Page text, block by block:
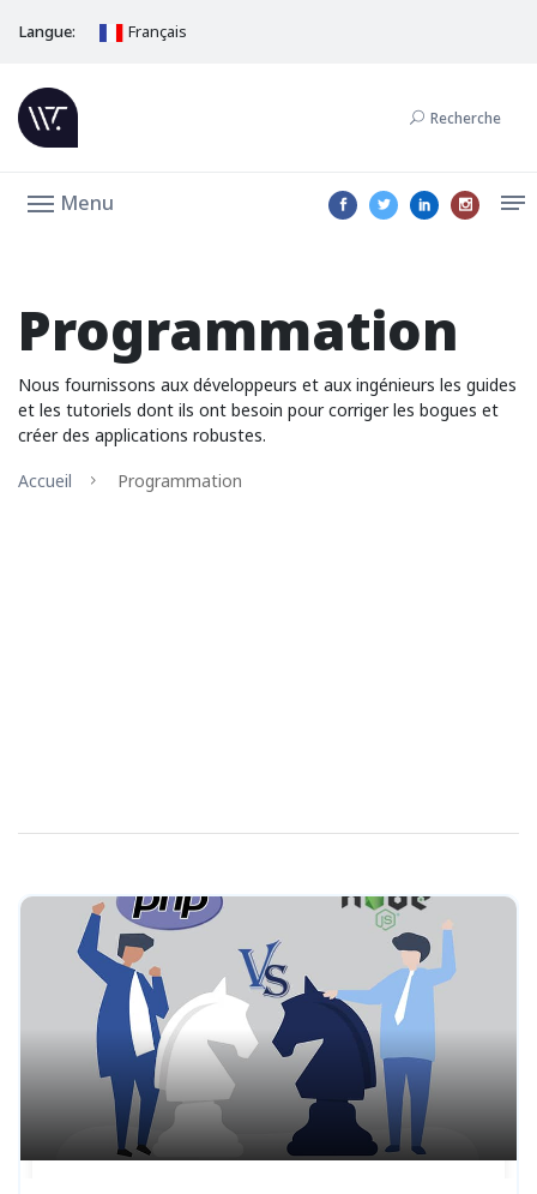
Langue: Français
Recherche
Menu
Programmation
Nous fournissons aux développeurs et aux ingénieurs les guides
et les tutoriels dont ils ont besoin pour corriger les bogues et
créer des applications robustes.
Accueil
Programmation